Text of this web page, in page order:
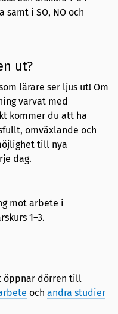
samt i SO, NO och
ut?
lärare ser ljus ut! Om
varvat med
kommer du att ha
omväxlande och
till nya
dag.
mot arbete i
1–3.
öppnar dörren till
och andra studier